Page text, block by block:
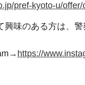
pref-kyoto-u/
味のある方は、
https://